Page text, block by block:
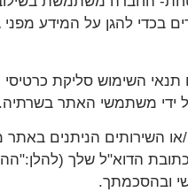
בכדי להגן על המידע
תנאי השימוש סליקת
ידי משתמשי האתר בשרתיה.
או השירותים הניתנים
הדוא"ל שלך
ובהסכמתך.